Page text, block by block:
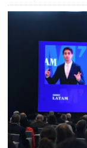
Paper
Buscador
Comunicados
de
marcas
RSS
Temas